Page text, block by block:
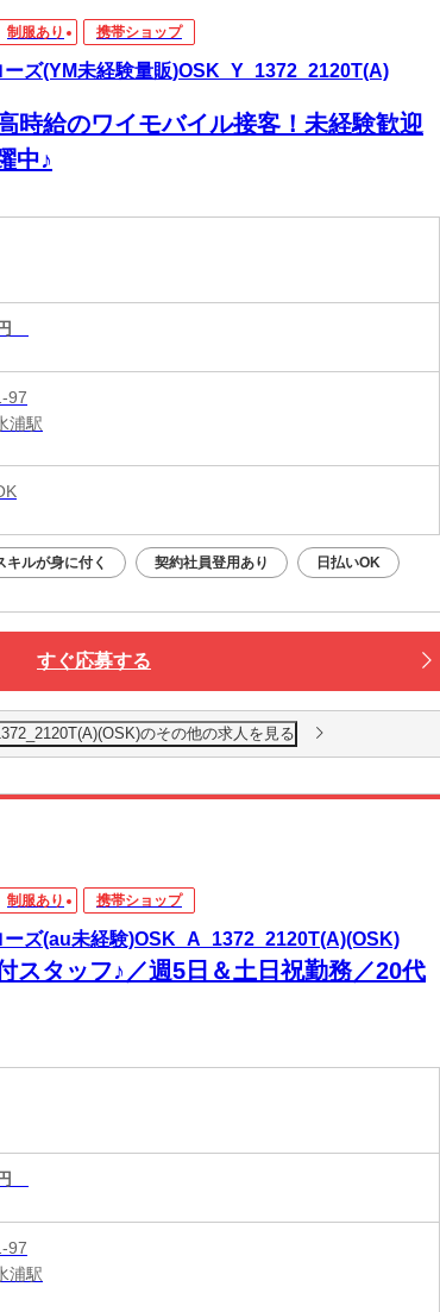
制服あり 携帯ショップ
ズ(YM未経験量販)OSK_Y_1372_2120T(A)
時給のワイモバイル接客！未経験歓迎
中♪
円
97
浦駅
キルが身に付く 契約社員登用あり 日払いOK
すぐ応募する
のその他の求人を見る
制服あり 携帯ショップ
ーズ(au未経験)OSK_A_1372_2120T(A)(OSK)
スタッフ♪／週5日＆土日祝勤務／20代
円
97
浦駅